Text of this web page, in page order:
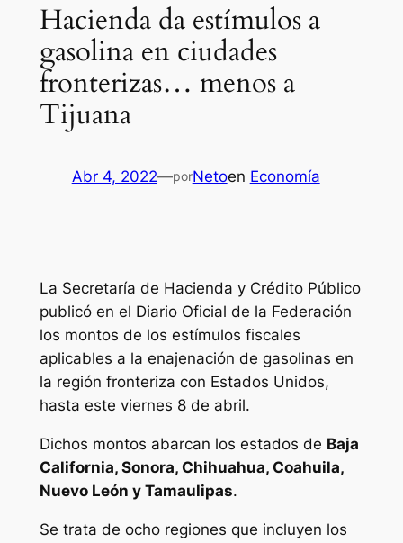
Hacienda da estímulos a
gasolina en ciudades
fronterizas… menos a
Tijuana
Abr 4, 2022—porNetoen Economía
La Secretaría de Hacienda y Crédito Público
publicó en el Diario Oficial de la Federación
los montos de los estímulos fiscales
aplicables a la enajenación de gasolinas en
la región fronteriza con Estados Unidos,
hasta este viernes 8 de abril.
Dichos montos abarcan los estados de Baja
California, Sonora, Chihuahua, Coahuila,
Nuevo León y Tamaulipas.
Se trata de ocho regiones que incluyen los